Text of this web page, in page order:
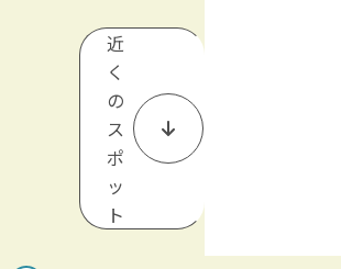
近
く
の
ス
ポ
ッ
ト